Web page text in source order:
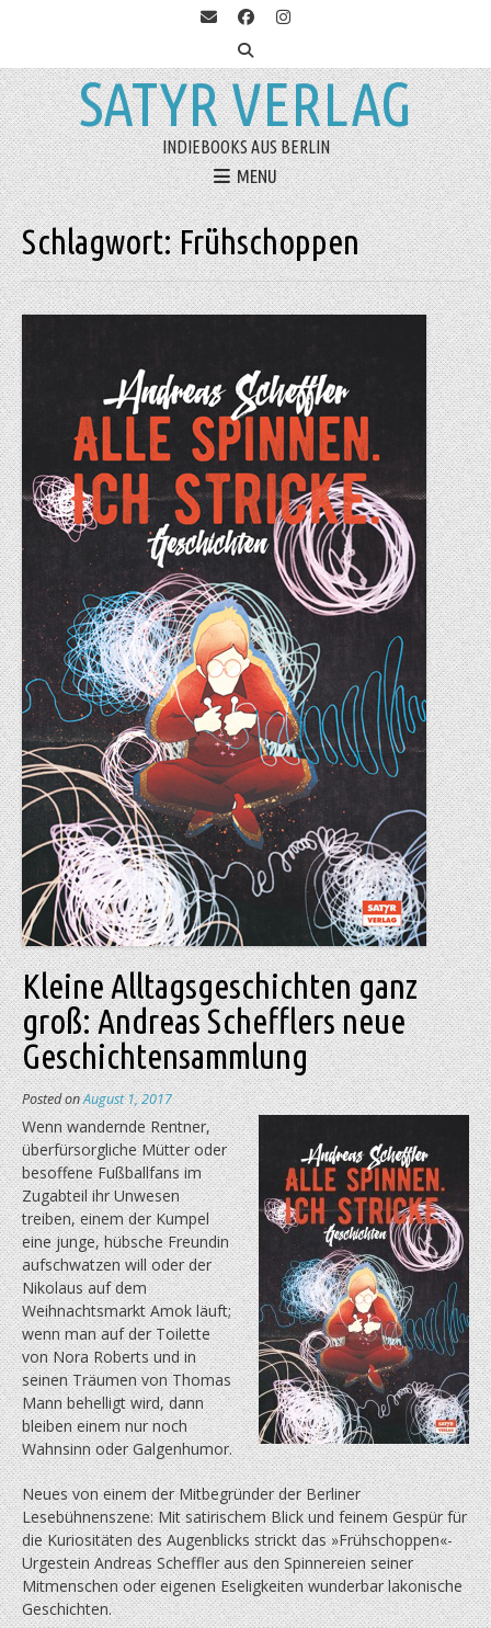
SATYR VERLAG
INDIEBOOKS AUS BERLIN
MENU
Schlagwort:Frühschoppen
Kleine Alltagsgeschichten ganz
groß: Andreas Schefflers neue
Geschichtensammlung
Posted onAugust 1, 2017
Wenn wandernde Rentner,
überfürsorgliche Mütter oder
besoffene Fußballfans im
Zugabteil ihr Unwesen
treiben, einem der Kumpel
eine junge, hübsche Freundin
aufschwatzen will oder der
Nikolaus auf dem
Weihnachtsmarkt Amok läuft;
wenn man auf der Toilette
von Nora Roberts und in
seinen Träumen von Thomas
Mann behelligt wird, dann
bleiben einem nur noch
Wahnsinn oder Galgenhumor.
Neues von einem der Mitbegründer der Berliner
Lesebühnenszene: Mit satirischem Blick und feinem Gespür für
die Kuriositäten des Augenblicks strickt das »Frühschoppen«-
Urgestein Andreas Scheffler aus den Spinnereien seiner
Mitmenschen oder eigenen Eseligkeiten wunderbar lakonische
Geschichten.